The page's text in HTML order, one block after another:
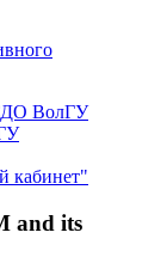
кабинет"
and its